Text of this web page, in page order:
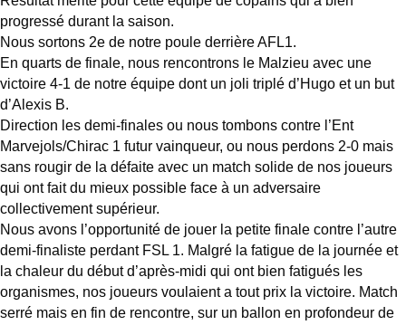
progressé durant la saison.
Nous sortons 2e de notre poule derrière AFL1.
En quarts de finale, nous rencontrons le Malzieu avec une
victoire 4-1 de notre équipe dont un joli triplé d’Hugo et un but
d’Alexis B.
Direction les demi-finales ou nous tombons contre l’Ent
Marvejols/Chirac 1 futur vainqueur, ou nous perdons 2-0 mais
sans rougir de la défaite avec un match solide de nos joueurs
qui ont fait du mieux possible face à un adversaire
collectivement supérieur.
Nous avons l’opportunité de jouer la petite finale contre l’autre
demi-finaliste perdant FSL 1. Malgré la fatigue de la journée et
la chaleur du début d’après-midi qui ont bien fatigués les
organismes, nos joueurs voulaient a tout prix la victoire. Match
serré mais en fin de rencontre, sur un ballon en profondeur de